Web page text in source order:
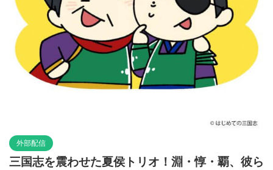
外部配信
三国志を震わせた夏侯トリオ！淵・惇・覇、彼ら